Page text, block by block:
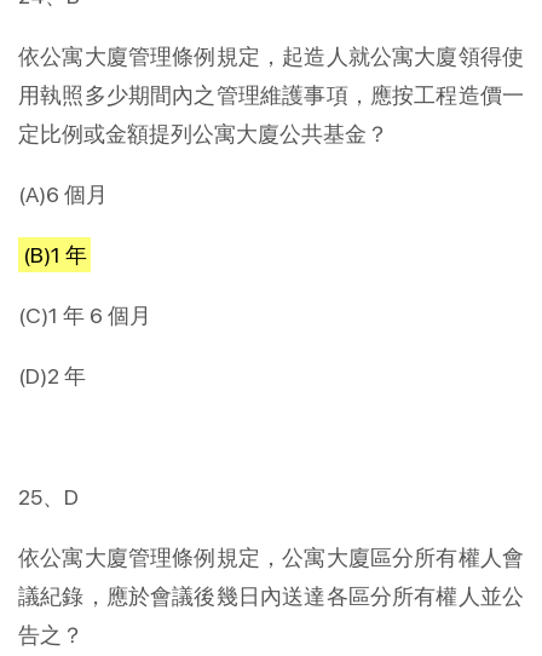
依公寓大廈管理條例規定，起造人就公寓大廈領得使
用執照多少期間內之管理維護事項，應按工程造價一
定比例或金額提列公寓大廈公共基金？
(A)6 個月
(B)1 年
(C)1 年 6 個月
(D)2 年
25、D
依公寓大廈管理條例規定，公寓大廈區分所有權人會
議紀錄，應於會議後幾日內送達各區分所有權人並公
告之？